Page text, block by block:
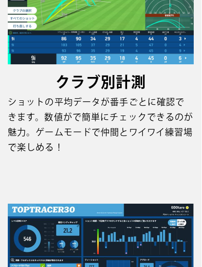
クラブ別計測
ショットの平均データが番手ごとに確認で
きます。数値がで簡単にチェックできるのが
魅力。ゲームモードで仲間とワイワイ練習場
で楽しめる！